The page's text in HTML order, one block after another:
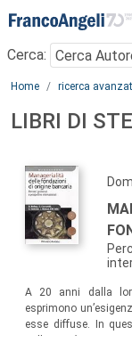
Menu
Cerca:
Main content
Home ricerca
LIBRI DI
A 20 anni dalla
esprimono
esse diffuse. In